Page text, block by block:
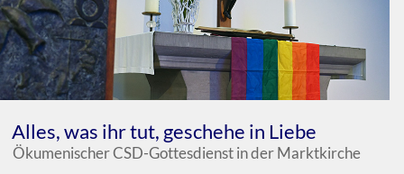
Alles, was ihr tut, geschehe in Liebe
Ökumenischer CSD-Gottesdienst in der Marktkirche